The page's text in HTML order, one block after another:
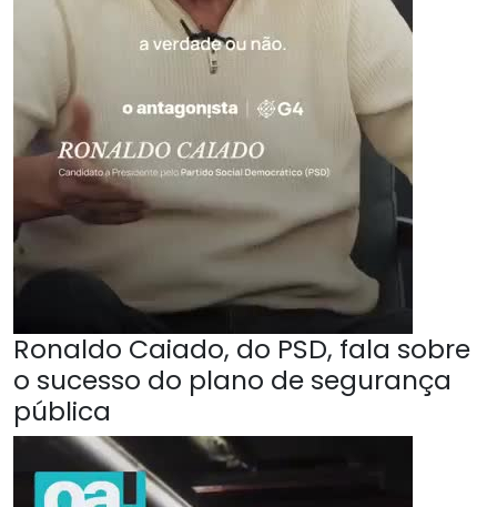
Ronaldo Caiado, do PSD, fala sobre
o sucesso do plano de segurança
pública